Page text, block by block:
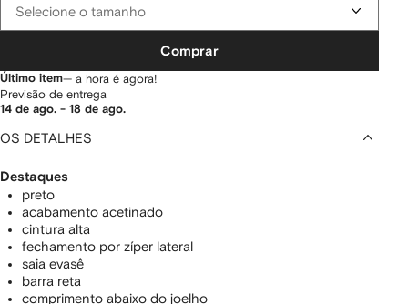
Selecione o tamanho
Comprar
Último item— a hora é agora!
Previsão de entrega
14 de ago. - 18 de ago.
OS DETALHES
Destaques
preto
acabamento acetinado
cintura alta
fechamento por zíper lateral
saia evasê
barra reta
comprimento abaixo do joelho